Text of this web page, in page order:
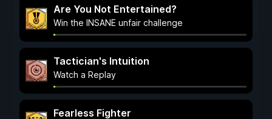
Are You Not Entertained?
Win the INSANE unfair challenge
Tactician's Intuition
Watch a Replay
Fearless Fighter